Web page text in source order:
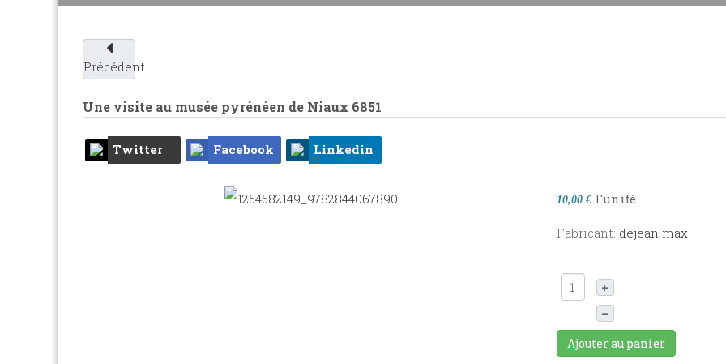
Précédent
Une visite au musée pyrénéen de Niaux 6851
Twitter Facebook Linkedin
10,00 € l'unité
Fabricant: dejean max
+
–
Ajouter au panier